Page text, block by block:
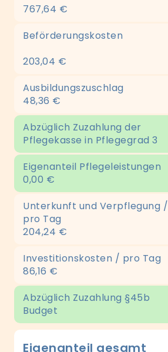
767,64 €
Beförderungskosten
203,04 €
Ausbildungszuschlag
48,36 €
Abzüglich Zuzahlung der
Pflegekasse in Pflegegrad 3
Eigenanteil Pflegeleistungen
0,00 €
Unterkunft und Verpflegung /
pro Tag
204,24 €
Investitionskosten / pro Tag
86,16 €
Abzüglich Zuzahlung §45b
Budget
Eigenanteil gesamt